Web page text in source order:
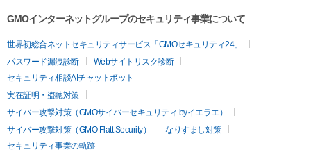
GMOインターネットグループのセキュリティ事業について
世界初総合ネットセキュリティサービス「GMOセキュリティ24」
パスワード漏洩診断
Webサイトリスク診断
セキュリティ相談AIチャットボット
実在証明・盗聴対策
サイバー攻撃対策（GMOサイバーセキュリティ byイエラエ）
サイバー攻撃対策（GMO Flatt Security）
なりすまし対策
セキュリティ事業の軌跡